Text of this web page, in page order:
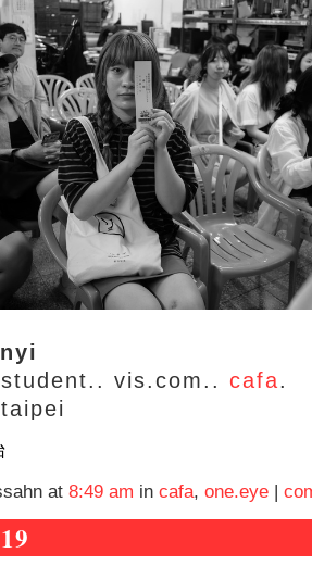
vis.com.. cafa.
at 8:49 am in cafa, one.eye |